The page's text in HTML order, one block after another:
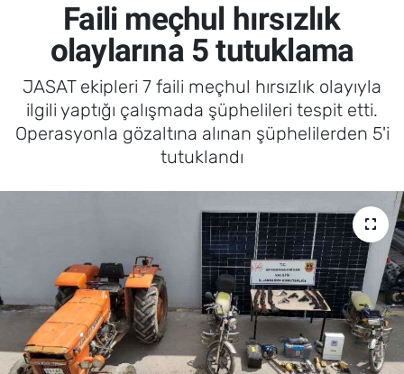
Faili meçhul hırsızlık
olaylarına 5 tutuklama
JASAT ekipleri 7 faili meçhul hırsızlık olayıyla
ilgili yaptığı çalışmada şüphelileri tespit etti.
Operasyonla gözaltına alınan şüphelilerden 5'i
tutuklandı